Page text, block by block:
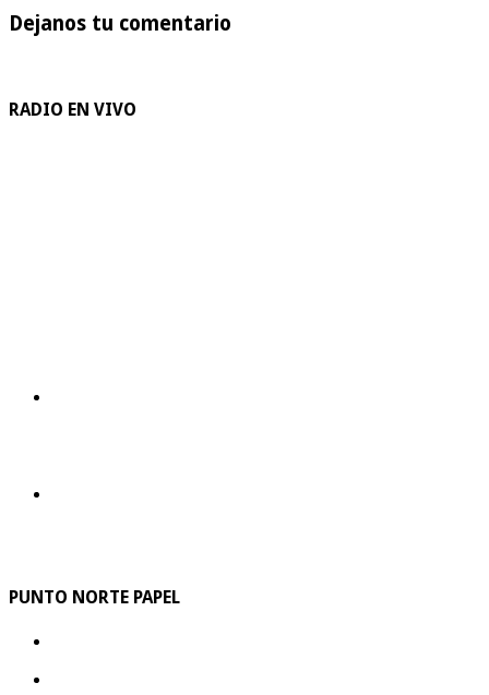
Dejanos tu comentario
RADIO EN VIVO
PUNTO NORTE PAPEL